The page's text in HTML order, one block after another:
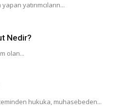
yatırımcıların...
Nedir?
olan...
hukuka, muhasebeden...